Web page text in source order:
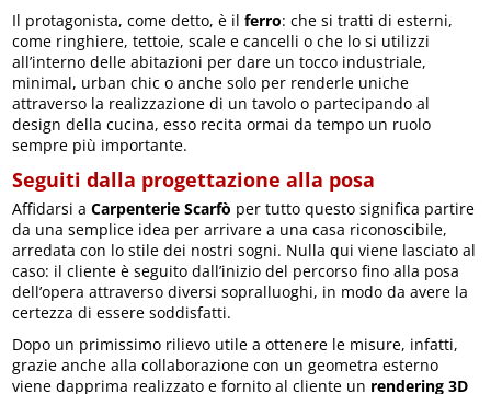
Il protagonista, come detto, è ilferro: che si tratti di esterni,
come ringhiere, tettoie, scale e cancelli o che lo si utilizzi
all’interno delle abitazioni per dare un tocco industriale,
minimal, urban chic o anche solo per renderle uniche
attraverso la realizzazione di un tavolo o partecipando al
design della cucina, esso recita ormai da tempo un ruolo
sempre più importante.
Seguiti dalla progettazione alla posa
Affidarsi aCarpenterie Scarfò per tutto questo significa partire
da una semplice idea per arrivare a una casa riconoscibile,
arredata con lo stile dei nostri sogni. Nulla qui viene lasciato al
caso: il cliente è seguito dall’inizio del percorso fino alla posa
dell’opera attraverso diversi sopralluoghi, in modo da avere la
certezza di essere soddisfatti.
Dopo un primissimo rilievo utile a ottenere le misure, infatti,
grazie anche alla collaborazione con un geometra esterno
viene dapprima realizzato e fornito al cliente un rendering 3D